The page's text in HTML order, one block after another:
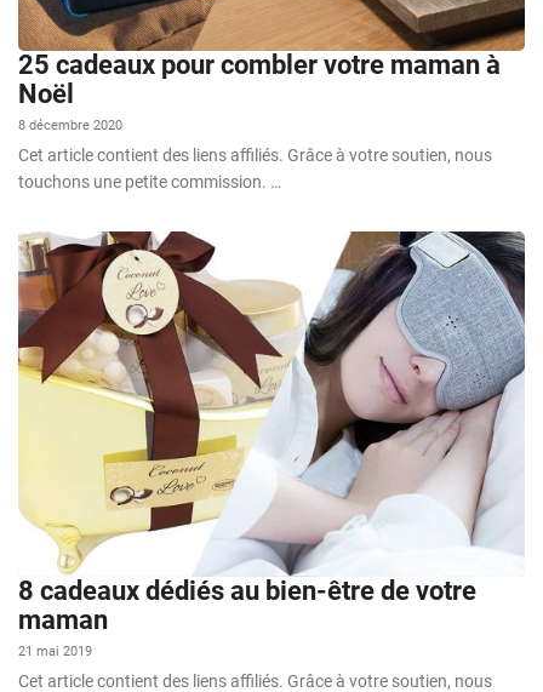
25 cadeaux pour combler votre maman à
Noël
8 décembre 2020
Cet article contient des liens affiliés. Grâce à votre soutien, nous
touchons une petite commission. …
8 cadeaux dédiés au bien-être de votre
maman
21 mai 2019
Cet article contient des liens affiliés. Grâce à votre soutien, nous